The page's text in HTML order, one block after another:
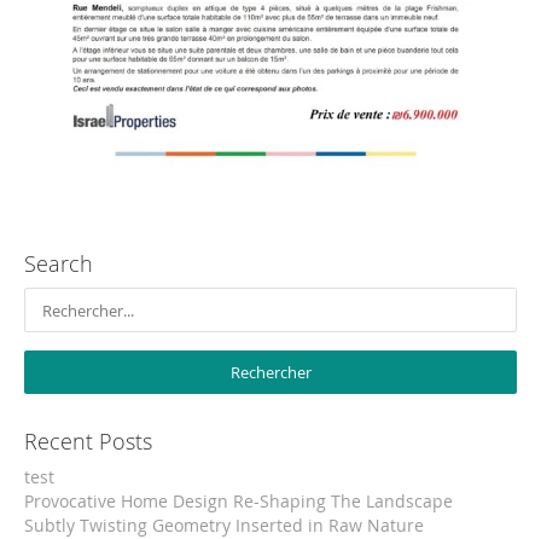
Search
Recent Posts
test
Provocative Home Design Re-Shaping The Landscape
Subtly Twisting Geometry Inserted in Raw Nature